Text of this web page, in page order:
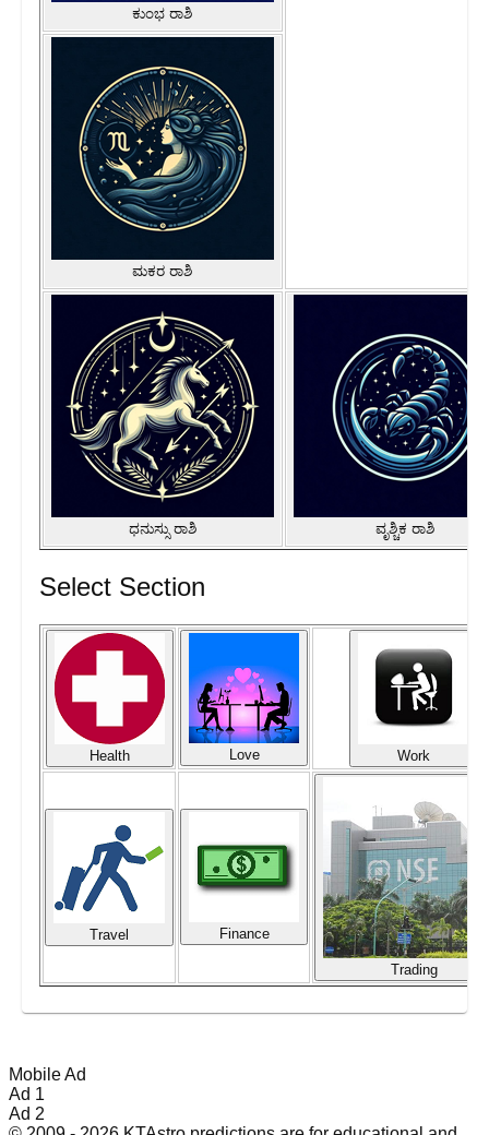
ಕುಂಭ ರಾಶಿ
ಮಕರ ರಾಶಿ
ಧನುಸ್ಸು ರಾಶಿ ವೃಶ್ಚಿಕ ರಾಶಿ
Select Section
Health Love Work
Travel Finance
Trading
Mobile Ad
Ad 1
Ad 2